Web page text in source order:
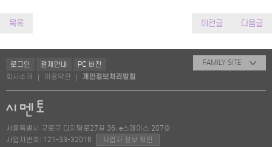
목록 이전글 다음글
로그인 결제안내
PC 버전
회사소개
이용약관 개인정보처리방침
FAMILY SITE
서울특별시 구로구 디지털로27길 36, e스페이스 207호
사업자번호: 121-33-32016
사업자 정보 확인